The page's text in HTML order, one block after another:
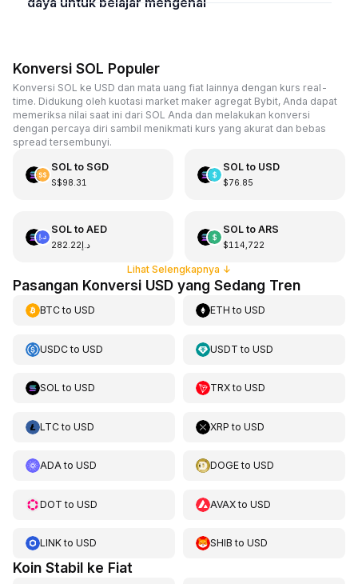
Konversi SOL Populer
Konversi SOL ke USD dan mata uang fiat lainnya dengan kurs real-
time. Didukung oleh kuotasi market maker agregat Bybit, Anda dapat
memeriksa nilai saat ini dari SOL Anda dan melakukan konversi
dengan percaya diri sambil menikmati kurs yang akurat dan bebas
spread tersembunyi.
SOLto SGD
S$98.31
SOLto USD
$76.85
SOLto AED
د.إ282.22
SOLto ARS
$114,722
Lihat Selengkapnya ↓
Pasangan Konversi USD yang Sedang Tren
BTCto USD ETH toUSD
USDCto USD USDT toUSD
SOL to USD TRXtoUSD
LTCto USD XRP toUSD
ADAto USD DOGEtoUSD
DOT to USD AVAXtoUSD
LINKto USD SHIB toUSD
Koin Stabil ke Fiat